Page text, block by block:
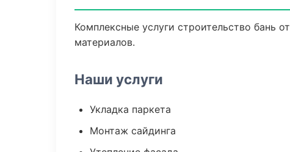
Комплексные услуги строительство бань
материалов.
Наши услуги
Укладка паркета
Монтаж сайдинга